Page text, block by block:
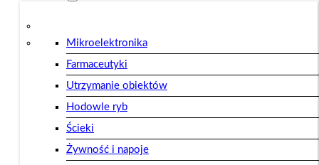
Mikroelektronika
Farmaceutyki
Utrzymanie obiektów
Hodowle ryb
Ścieki
Żywność i napoje